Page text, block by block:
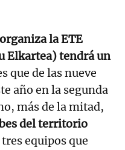
la ETE
Elkartea) tendrá un
que de las nueve
año en la segunda
más de la mitad,
del territorio
equipos que